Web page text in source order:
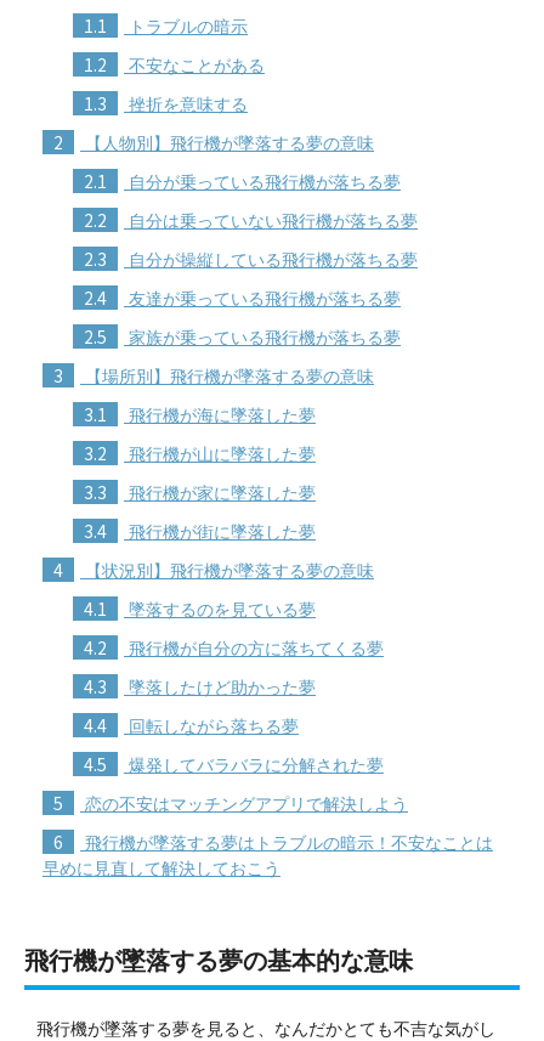
1.1 トラブルの暗示
1.2 不安なことがある
1.3 挫折を意味する
2 【人物別】飛行機が墜落する夢の意味
2.1 自分が乗っている飛行機が落ちる夢
2.2 自分は乗っていない飛行機が落ちる夢
2.3 自分が操縦している飛行機が落ちる夢
2.4 友達が乗っている飛行機が落ちる夢
2.5 家族が乗っている飛行機が落ちる夢
3 【場所別】飛行機が墜落する夢の意味
3.1 飛行機が海に墜落した夢
3.2 飛行機が山に墜落した夢
3.3 飛行機が家に墜落した夢
3.4 飛行機が街に墜落した夢
4 【状況別】飛行機が墜落する夢の意味
4.1 墜落するのを見ている夢
4.2 飛行機が自分の方に落ちてくる夢
4.3 墜落したけど助かった夢
4.4 回転しながら落ちる夢
4.5 爆発してバラバラに分解された夢
5 恋の不安はマッチングアプリで解決しよう
6
飛行機が墜落する夢はトラブルの暗示！不安なことは
早めに見直して解決しておこう
飛行機が墜落する夢の基本的な意味
飛行機が墜落する夢を見ると、なんだかとても不吉な気がし